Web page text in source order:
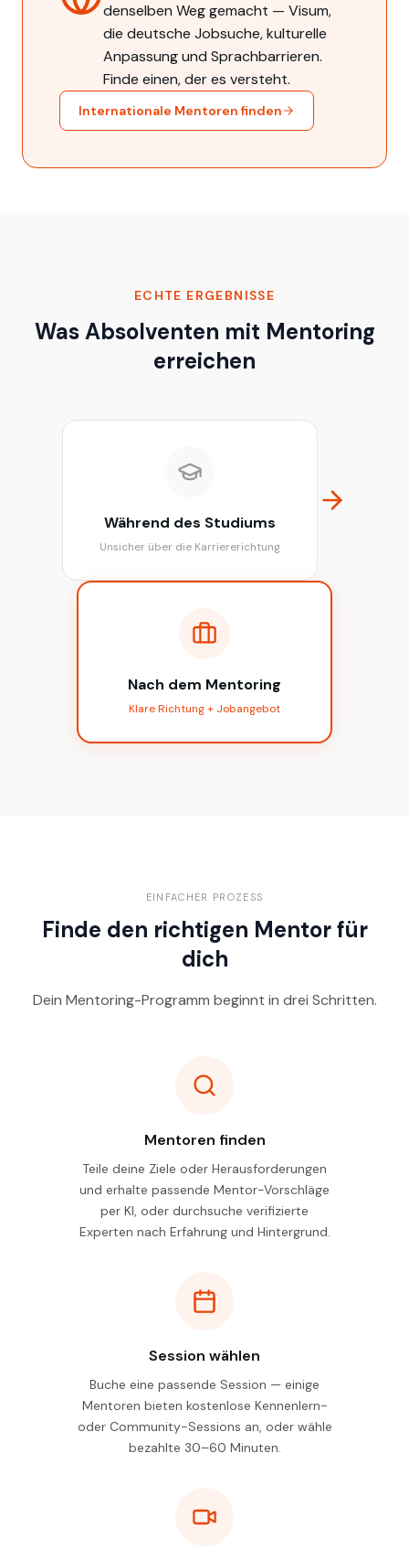
denselben Weg gemacht — Visum,
die deutsche Jobsuche, kulturelle
Anpassung und Sprachbarrieren.
Finde einen, der es versteht.
Internationale Mentoren finden
ECHTE ERGEBNISSE
Was Absolventen mit Mentoring
erreichen
Während des Studiums
Unsicher über die Karriererichtung
Nach dem Mentoring
Klare Richtung + Jobangebot
EINFACHER PROZESS
Finde den richtigen Mentor für
dich
Dein Mentoring-Programm beginnt in drei Schritten.
Mentoren finden
Teile deine Ziele oder Herausforderungen
und erhalte passende Mentor-Vorschläge
per KI, oder durchsuche verifizierte
Experten nach Erfahrung und Hintergrund.
Session wählen
Buche eine passende Session — einige
Mentoren bieten kostenlose Kennenlern-
oder Community-Sessions an, oder wähle
bezahlte 30–60 Minuten.